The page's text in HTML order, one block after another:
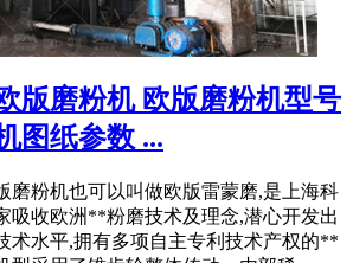
版磨粉机 欧版磨粉机型号
图纸参数 ...
磨粉机也可以叫做欧版雷蒙磨,是上海科
吸收欧洲**粉磨技术及理念,潜心开发出
术水平,拥有多项自主专利技术产权的**